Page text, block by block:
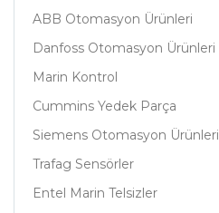
ABB Otomasyon Ürünleri
Danfoss Otomasyon Ürünleri
Marin Kontrol
Cummins Yedek Parça
Siemens Otomasyon Ürünleri
Trafag Sensörler
Entel Marin Telsizler